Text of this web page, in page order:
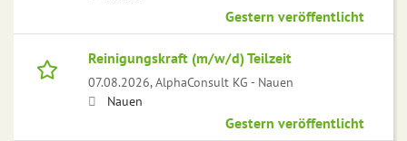
Gestern veröffentlicht
Reinigungskraft (m/w/d) Teilzeit
07.08.2026,AlphaConsult KG - Nauen
Nauen
Gestern veröffentlicht